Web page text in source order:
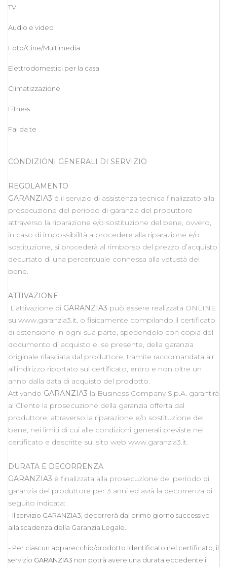
TV
Audio e video
Foto/Cine/Multimedia
Elettrodomestici per la casa
Climatizzazione
Fitness
Fai da te
CONDIZIONI GENERALI DI SERVIZIO
REGOLAMENTO
GARANZIA3 è il servizio di assistenza tecnica finalizzato alla
prosecuzione del periodo di garanzia del produttore
attraverso la riparazione e/o sostituzione del bene, ovvero,
in caso di impossibilità a procedere alla riparazione e/o
sostituzione, si procederà al rimborso del prezzo d’acquisto
decurtato di una percentuale connessa alla vetustà del
bene.
ATTIVAZIONE
L’attivazione di GARANZIA3 può essere realizzata ONLINE
su www.garanzia3.it, o fisicamente compilando il certificato
di estensione in ogni sua parte, spedendolo con copia del
documento di acquisto e, se presente, della garanzia
originale rilasciata dal produttore, tramite raccomandata a.r.
all’indirizzo riportato sul certificato, entro e non oltre un
anno dalla data di acquisto del prodotto.
Attivando GARANZIA3 la Business Company S.p.A. garantirà
al Cliente la prosecuzione della garanzia offerta dal
produttore, attraverso la riparazione e/o sostituzione del
bene, nei limiti di cui alle condizioni generali previste nel
certificato e descritte sul sito web www.garanzia3.it.
DURATA E DECORRENZA
GARANZIA3 è finalizzata alla prosecuzione del periodo di
garanzia del produttore per 3 anni ed avrà la decorrenza di
seguito indicata:
- Il servizio GARANZIA3, decorrerà dal primo giorno successivo
alla scadenza della Garanzia Legale.
- Per ciascun apparecchio/prodotto identificato nel certificato, il
servizio GARANZIA3 non potrà avere una durata eccedente il